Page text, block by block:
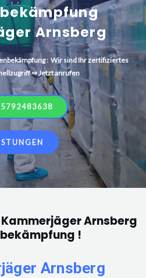
Arnsberg
: Wir sind Ihr zertifiziertes
⇒ Jetzt anrufen
Arnsberg
!
Arnsberg